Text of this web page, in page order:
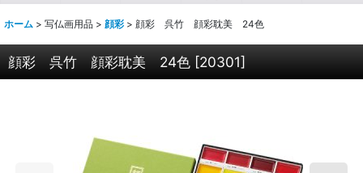
ホーム > 写仏画用品 > 顔彩 > 顔彩 呉竹 顔彩耽美 24色
顔彩 呉竹 顔彩耽美 24色 [20301]